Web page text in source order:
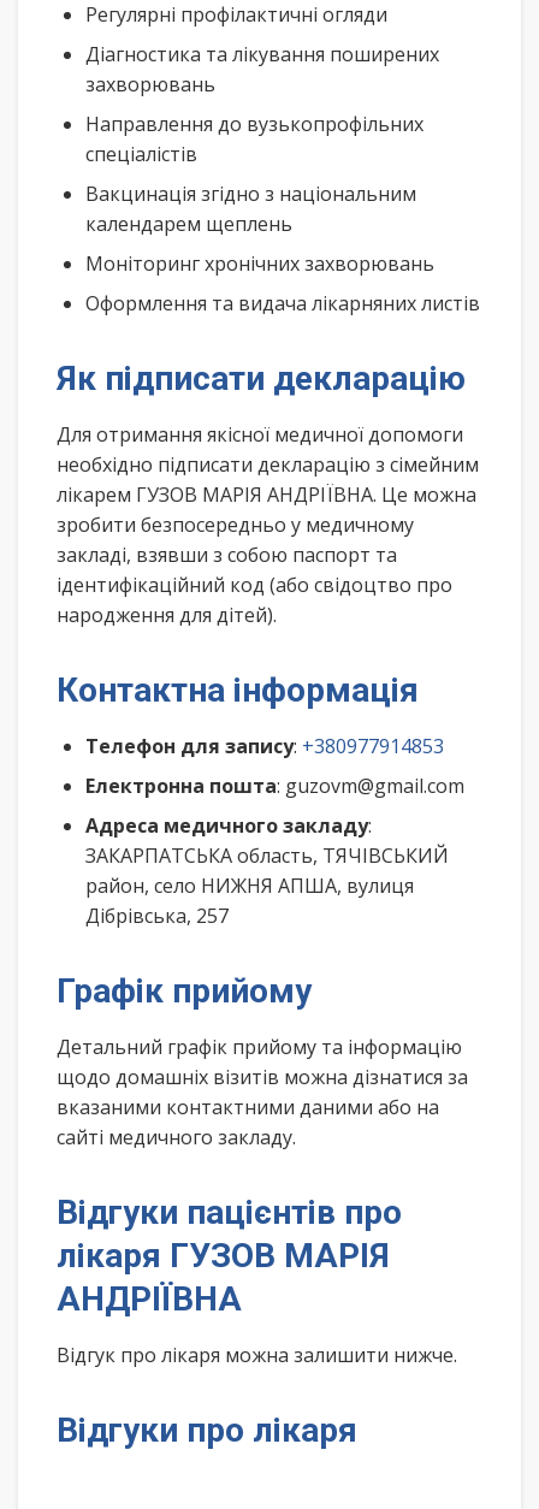
Регулярні профілактичні огляди
Діагностика та лікування поширених
захворювань
Направлення до вузькопрофільних
спеціалістів
Вакцинація згідно з національним
календарем щеплень
Моніторинг хронічних захворювань
Оформлення та видача лікарняних листів
Як підписати декларацію
Для отримання якісної медичної допомоги
необхідно підписати декларацію з сімейним
лікарем ГУЗОВ МАРІЯ АНДРІЇВНА. Це можна
зробити безпосередньо у медичному
закладі, взявши з собою паспорт та
ідентифікаційний код (або свідоцтво про
народження для дітей).
Контактна інформація
Телефон для запису: +380977914853
Електронна пошта: guzovm@gmail.com
Адреса медичного закладу:
ЗАКАРПАТСЬКА область, ТЯЧІВСЬКИЙ
район, село НИЖНЯ АПША, вулиця
Дібрівська, 257
Графік прийому
Детальний графік прийому та інформацію
щодо домашніх візитів можна дізнатися за
вказаними контактними даними або на
сайті медичного закладу.
Відгуки пацієнтів про
лікаря ГУЗОВ МАРІЯ
АНДРІЇВНА
Відгук про лікаря можна залишити нижче.
Відгуки про лікаря